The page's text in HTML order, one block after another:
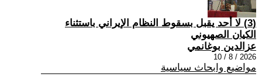
(3) لا أحد يقبل بسقوط النظام الإيراني باستثناء
الكيان الصهيوني
عزالدين بوغانمي
2026 / 8 / 10
مواضيع وابحاث سياسية